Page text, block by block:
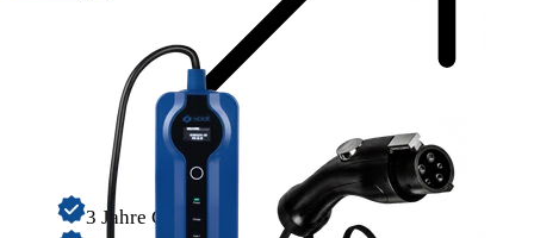
3 Jahre Garantie